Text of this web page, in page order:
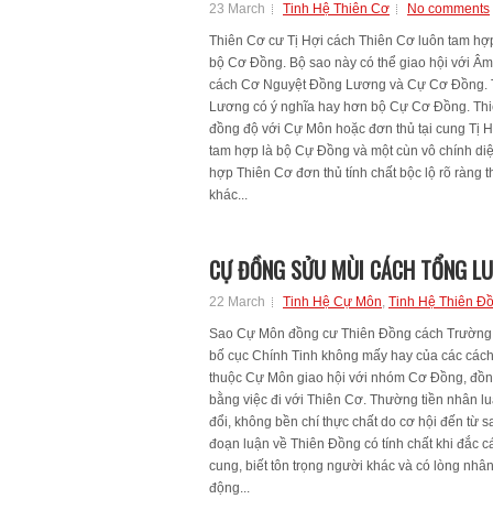
23 March Tinh Hệ Thiên Cơ No comments
Thiên Cơ cư Tị Hợi cách Thiên Cơ luôn tam
bộ Cơ Đồng. Bộ sao này có thể giao hội với
cách Cơ Nguyệt Đồng Lương và Cự Cơ
Lương có ý nghĩa hay hơn bộ Cự Cơ Đồng.
đồng độ với Cự Môn hoặc đơn thủ tại cung Tị
tam hợp là bộ Cự Đồng và một cùn vô chính
hợp Thiên Cơ đơn thủ tính chất bộc lộ rõ ràng
khác...
CỰ ĐỒNG SỬU MÙI CÁCH TỔNG
22 March Tinh Hệ Cự Môn, Tinh Hệ Thiên
Sao Cự Môn đồng cư Thiên Đồng cách
bố cục Chính Tinh không mấy hay của các
thuộc Cự Môn giao hội với nhóm Cơ Đồng,
bằng việc đi với Thiên Cơ. Thường tiền nhân
đổi, không bền chí thực chất do cơ hội đến từ
đoạn luận về Thiên Đồng có tính chất khi đắc
cung, biết tôn trọng người khác và có lòng
động...